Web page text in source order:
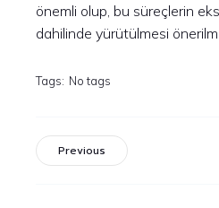
önemli olup, bu süreçlerin
dahilinde yürütülmesi
Tags: No tags
Previous